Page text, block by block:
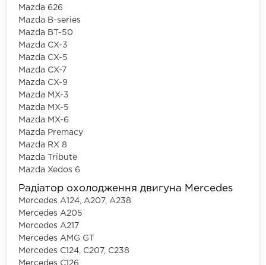
Mazda 626
Mazda B-series
Mazda BT-50
Mazda CX-3
Mazda CX-5
Mazda CX-7
Mazda CX-9
Mazda MX-3
Mazda MX-5
Mazda MX-6
Mazda Premacy
Mazda RX 8
Mazda Tribute
Mazda Xedos 6
Радіатор охолодження двигуна Mercedes
Mercedes A124, A207, A238
Mercedes A205
Mercedes A217
Mercedes AMG GT
Mercedes C124, C207, C238
Mercedes C126